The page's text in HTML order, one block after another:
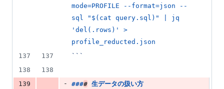
mode=PROFILE --format=json --
sql "$(cat query.sql)" | jq
'del(.rows)' >
profile_reducted.json
137
137
```
138
138
139
- #### 生データの扱い方